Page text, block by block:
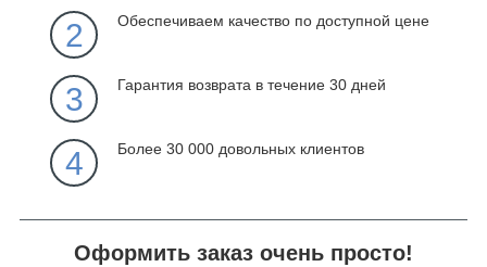
2 Обеспечиваем качество по доступной цене
3 Гарантия возврата в течение 30 дней
4 Более 30 000 довольных клиентов
Оформить заказ очень просто!